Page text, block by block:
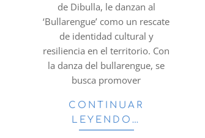
de Dibulla, le danzan al
‘Bullarengue’ como un rescate
de identidad cultural y
resiliencia en el territorio. Con
la danza del bullarengue, se
busca promover
CONTINUAR
LEYENDO…